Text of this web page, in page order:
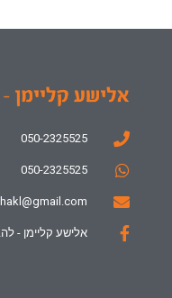
050-2325525
050-2325525
אלישע קליימן -